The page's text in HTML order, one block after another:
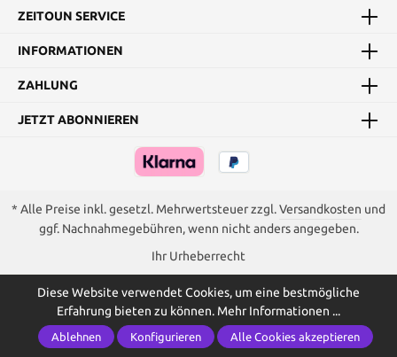
ZEITOUN SERVICE
INFORMATIONEN
ZAHLUNG
JETZT ABONNIEREN
* Alle Preise inkl. gesetzl. Mehrwertsteuer zzgl.Versandkosten und
ggf. Nachnahmegebühren, wenn nicht anders angegeben.
Ihr Urheberrecht
Diese Website verwendet Cookies, um eine bestmögliche
Erfahrung bieten zu können. Mehr Informationen ...
Ablehnen Konfigurieren Alle Cookies akzeptieren